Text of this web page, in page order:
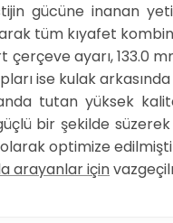
gücüne inanan
tüm kıyafet
çerçeve ayarı,
ise kulak
tutan yüksek
bir şekilde
optimize
arayanlar için